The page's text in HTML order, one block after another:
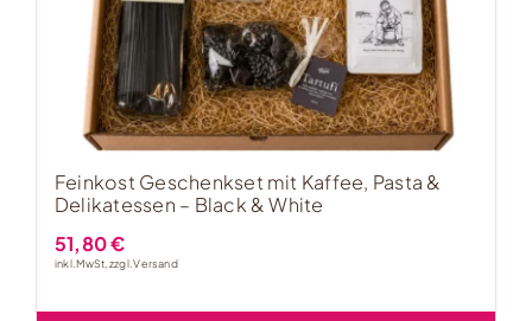
Feinkost Geschenkset mit Kaffee, Pasta &
Delikatessen – Black & White
51,80€
inkl. MwSt, zzgl.Versand